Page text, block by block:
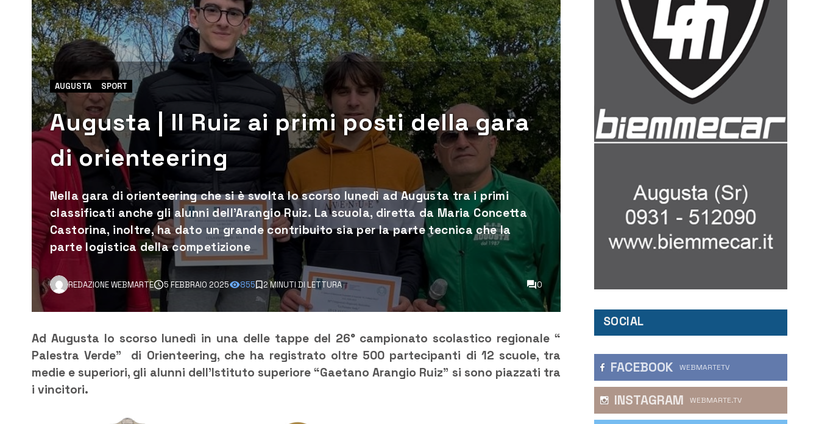
AUGUSTA SPORT
Augusta | Il Ruiz ai primi posti della gara
di orienteering
Nella gara di orienteering che si è svolta lo scorso lunedì ad Augusta tra i primi
classificati anche gli alunni dell'Arangio Ruiz. La scuola, diretta da Maria Concetta
Castorina, inoltre, ha dato un grande contribuito sia per la parte tecnica che la
parte logistica della competizione
REDAZIONE WEBMARTE 5 FEBBRAIO 2025 855 2 MINUTI DI LETTURA 0
Ad Augusta lo scorso lunedì in una delle tappe del 26° campionato scolastico regionale “
Palestra Verde” di Orienteering, che ha registrato oltre 500 partecipanti di 12 scuole, tra
medie e superiori, gli alunni dell’Istituto superiore “Gaetano Arangio Ruiz” si sono piazzati tra
i vincitori.
SOCIAL
FACEBOOK WEBMARTETV
INSTAGRAM WEBMARTE.TV